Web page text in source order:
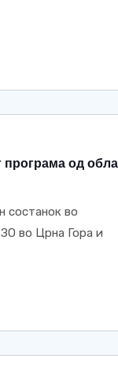
од
состанок во
во Црна Гора и